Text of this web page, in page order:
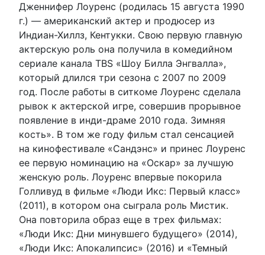
Дженнифер Лоуренс (родилась 15 августа 1990
г.) — американский актер и продюсер из
Индиан-Хиллз, Кентукки. Свою первую главную
актерскую роль она получила в комедийном
сериале канала TBS «Шоу Билла Энгвалла»,
который длился три сезона с 2007 по 2009
год. После работы в ситкоме Лоуренс сделала
рывок к актерской игре, совершив прорывное
появление в инди-драме 2010 года. Зимняя
кость». В том же году фильм стал сенсацией
на кинофестивале «Сандэнс» и принес Лоуренс
ее первую номинацию на «Оскар» за лучшую
женскую роль. Лоуренс впервые покорила
Голливуд в фильме «Люди Икс: Первый класс»
(2011), в котором она сыграла роль Мистик.
Она повторила образ еще в трех фильмах:
«Люди Икс: Дни минувшего будущего» (2014),
«Люди Икс: Апокалипсис» (2016) и «Темный